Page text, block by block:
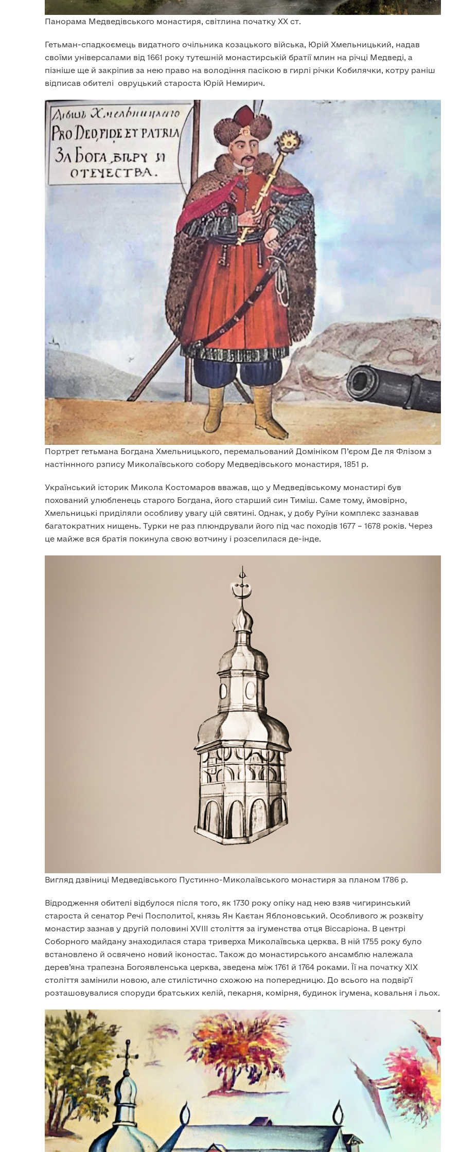
Панорама Медведівського монастиря, світлина початку XX ст.
Гетьман-спадкоємець видатного очільника козацького війська, Юрій Хмельницький, надав
своїми універсалами від 1661 року тутешній монастирській братії млин на річці Медведі, а
пізніше ще й закріпив за нею право на володіння пасікою в гирлі річки Кобилячки, котру раніш
відписав обителі овруцький староста Юрій Немирич.
Портрет гетьмана Богдана Хмельницького, перемальований Домініком П’єром Де ля Флізом з
настіннного рзпису Миколаївського собору Медведівського монастиря, 1851 р.
Український історик Микола Костомаров вважав, що у Медведівському монастирі був
похований улюбленець старого Богдана, його старший син Тиміш. Саме тому, ймовірно,
Хмельницькі приділяли особливу увагу цій святині. Однак, у добу Руїни комплекс зазнавав
багатократних нищень. Турки не раз плюндрували його під час походів 1677 – 1678 років. Через
це майже вся братія покинула свою вотчину і розселилася де-інде.
Вигляд дзвіниці Медведівського Пустинно-Миколаївського монастиря за планом 1786 р.
Відродження обителі відбулося після того, як 1730 року опіку над нею взяв чигиринський
староста й сенатор Речі Посполитої, князь Ян Каєтан Яблоновський. Особливого ж розквіту
монастир зазнав у другій половині XVIII століття за ігуменства отця Віссаріона. В центрі
Соборного майдану знаходилася стара триверха Миколаївська церква. В ній 1755 року було
встановлено й освячено новий іконостас. Також до монастирського ансамблю належала
дерев’яна трапезна Богоявленська церква, зведена між 1761 й 1764 роками. Її на початку XIX
століття замінили новою, але стилістично схожою на попередницю. До всього на подвір’ї
розташовувалися споруди братських келій, пекарня, комірня, будинок ігумена, ковальня і льох.